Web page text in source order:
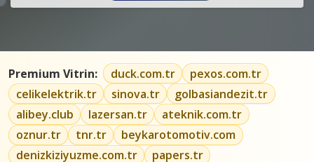
Premium Vitrin: duck.com.tr
pexos.com.tr
celikelektrik.tr
sinova.tr
golbasiandezit.tr
alibey.club
lazersan.tr
ateknik.com.tr
oznur.tr
tnr.tr
beykarotomotiv.com
denizkiziyuzme.com.tr
papers.tr